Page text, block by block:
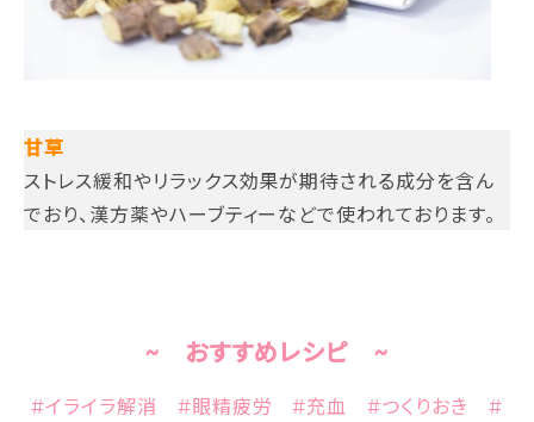
甘草
ストレス緩和やリラックス効果が期待される成分を含ん
でおり、漢方薬やハーブティーなどで使われております。
~ おすすめレシピ ~
#イライラ解消 #眼精疲労 #充血 #つくりおき #